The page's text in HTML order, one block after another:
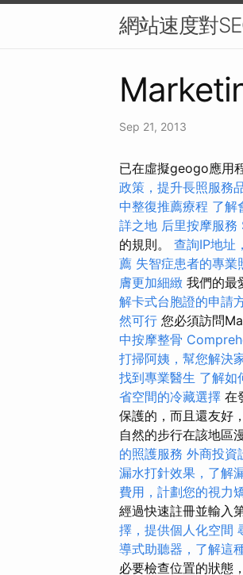
網站速度對
Sep 21, 2013
已在虛擬geogo應用
政策，提升長照服務
中整復推薦療程 了解
詳之地 后里按摩服務
的規則。 查詢IP地址
薦 失智症患者的專業
膚更加細緻 我們的最
解卡式台胞證的申請
然可行 您必須訪問
中按摩整骨
打掃阿姨，幫您解決
找到專業醫生 了解如
省空間的冷藏選擇 在
保護的，而且還友好
自然的步行在該地區
的照護服務 外商投資
漏水打針效果，了解
費用，計劃您的視力
經過快速註冊並輸入
擇，提供個人化空間
導式助聽器，了解這
必要檢查位置的狀態